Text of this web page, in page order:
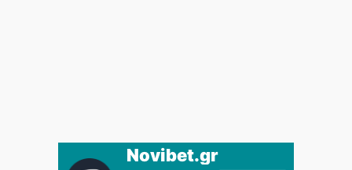
Novibet.gr